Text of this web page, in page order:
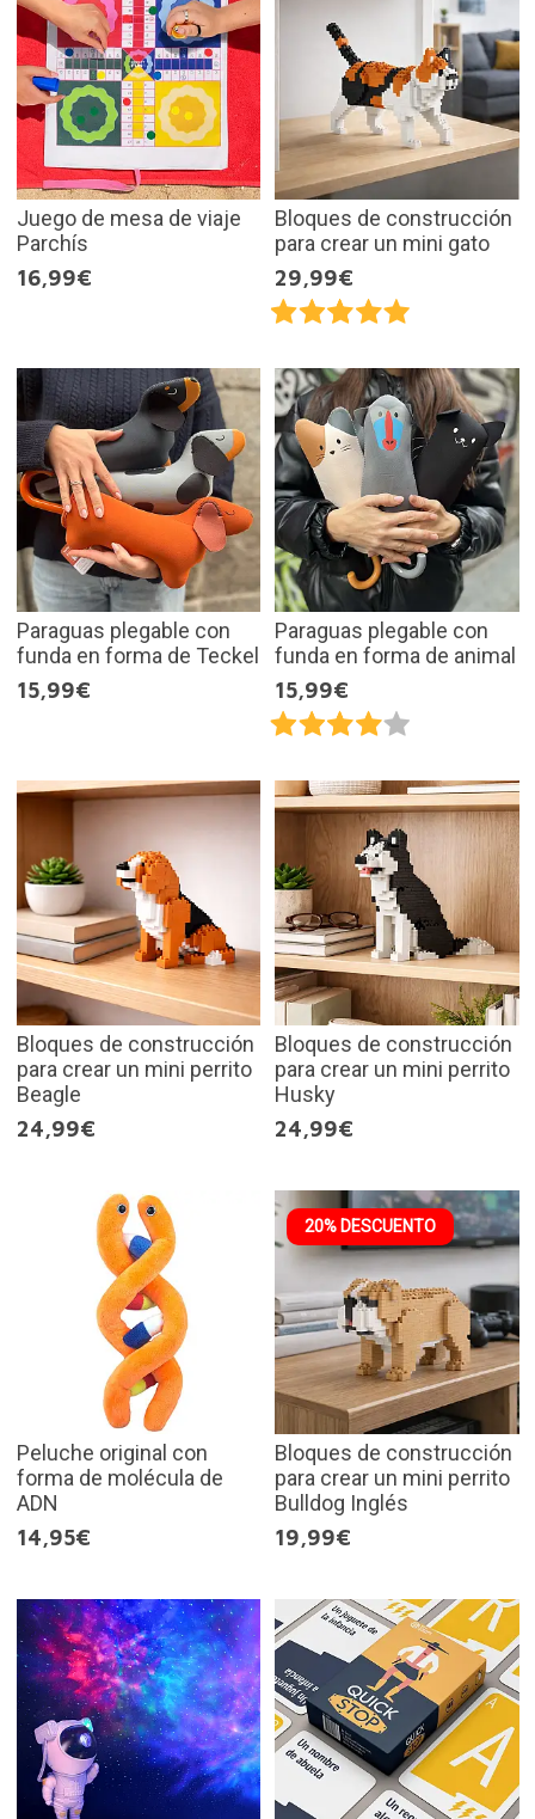
Juego de mesa de viaje
Parchís
16,99€
Bloques de construcción
para crear un mini gato
29,99€
Paraguas plegable con
funda en forma de Teckel
15,99€
Paraguas plegable con
funda en forma de animal
15,99€
Bloques de construcción
para crear un mini perrito
Beagle
24,99€
Bloques de construcción
para crear un mini perrito
Husky
24,99€
Peluche original con
forma de molécula de
ADN
14,95€
20% DESCUENTO
Bloques de construcción
para crear un mini perrito
Bulldog Inglés
19,99€